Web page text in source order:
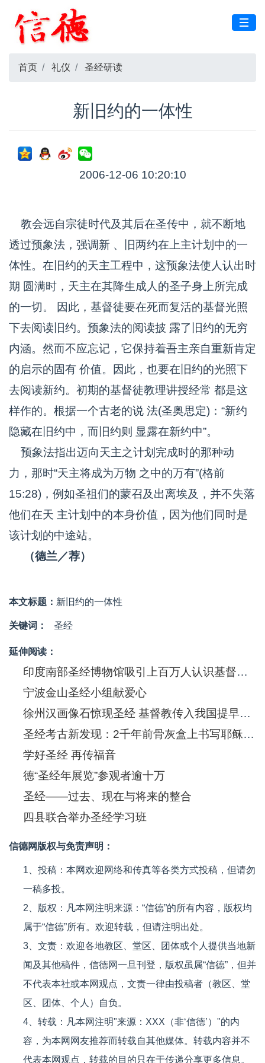
首页 礼仪 圣经研读
新旧约的一体性
2006-12-06 10:20:10
教会远自宗徒时代及其后在圣传中，就不断地
透过预象法，强调新 、旧两约在上主计划中的一
体性。在旧约的天主工程中，这预象法使人认出时
期 圆满时，天主在其降生成人的圣子身上所完成
的一切。 因此，基督徒要在死而复活的基督光照
下去阅读旧约。预象法的阅读披 露了旧约的无穷
内涵。然而不应忘记，它保持着吾主亲自重新肯定
的启示的固有 价值。因此，也要在旧约的光照下
去阅读新约。初期的基督徒教理讲授经常 都是这
样作的。根据一个古老的说 法(圣奥思定)：“新约
隐藏在旧约中，而旧约则 显露在新约中”。
预象法指出迈向天主之计划完成时的那种动
力，那时“天主将成为万物 之中的万有”(格前
15:28)，例如圣祖们的蒙召及出离埃及，并不失落
他们在天 主计划中的本身价值，因为他们同时是
该计划的中途站。
（德兰／荐）
本文标题： 新旧约的一体性
关键词： 圣经
延伸阅读：
印度南部圣经博物馆吸引上百万人认识基督信息
宁波金山圣经小组献爱心
徐州汉画像石惊现圣经 基督教传入我国提早550年
圣经考古新发现：2千年前骨灰盒上书写耶稣(图)
学好圣经 再传福音
德“圣经年展览”参观者逾十万
圣经——过去、现在与将来的整合
四县联合举办圣经学习班
信德网版权与免责声明：
1、投稿：本网欢迎网络和传真等各类方式投稿，但请勿
一稿多投。
2、版权：凡本网注明来源：“信德”的所有内容，版权均
属于“信德”所有。欢迎转载，但请注明出处。
3、文责：欢迎各地教区、堂区、团体或个人提供当地新
闻及其他稿件，信德网一旦刊登，版权虽属“信德”，但并
不代表本社或本网观点，文责一律由投稿者（教区、堂
区、团体、个人）自负。
4、转载：凡本网注明"来源：XXX（非‘信德’）"的内
容，为本网网友推荐而转载自其他媒体。转载内容并不
代表本网观点，转载的目的只在于传递分享更多信息。